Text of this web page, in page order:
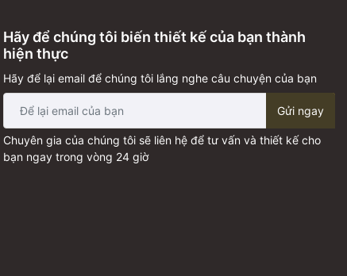
Hãy để chúng tôi biến thiết kế của bạn thành
hiện thực
Hãy để lại email để chúng tôi lắng nghe câu chuyện của bạn
Gửi ngay
Chuyên gia của chúng tôi sẽ liên hệ để tư vấn và thiết kế cho
bạn ngay trong vòng 24 giờ